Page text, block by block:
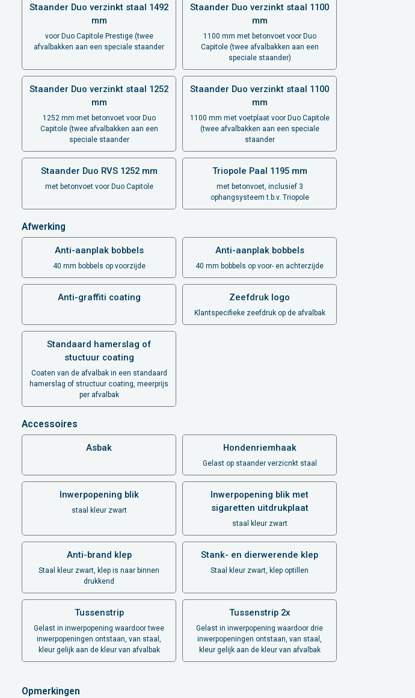
Staander Duo verzinkt staal 1492
mm
voor Duo Capitole Prestige (twee
afvalbakken aan een speciale staander
Staander Duo verzinkt staal 1100
mm
1100 mm met betonvoet voor Duo
Capitole (twee afvalbakken aan een
speciale staander)
Staander Duo verzinkt staal 1252
mm
1252 mm met betonvoet voor Duo
Capitole (twee afvalbakken aan een
speciale staander
Staander Duo verzinkt staal 1100
mm
1100 mm met voetplaat voor Duo Capitole
(twee afvalbakken aan een speciale
staander
Staander Duo RVS 1252 mm
met betonvoet voor Duo Capitole
Triopole Paal 1195 mm
met betonvoet, inclusief 3
ophangsysteem t.b.v. Triopole
Afwerking
Anti-aanplak bobbels
40 mm bobbels op voorzijde
Anti-aanplak bobbels
40 mm bobbels op voor- en achterzijde
Anti-graffiti coating Zeefdruk logo
Klantspecifieke zeefdruk op de afvalbak
Standaard hamerslag of
stuctuur coating
Coaten van de afvalbak in een standaard
hamerslag of structuur coating, meerprijs
per afvalbak
Accessoires
Asbak Hondenriemhaak
Gelast op staander verzicnkt staal
Inwerpopening blik
staal kleur zwart
Inwerpopening blik met
sigaretten uitdrukplaat
staal kleur zwart
Anti-brand klep
Staal kleur zwart, klep is naar binnen
drukkend
Stank- en dierwerende klep
Staal kleur zwart, klep optillen
Tussenstrip
Gelast in inwerpopening waardoor twee
inwerpopeningen ontstaan, van staal,
kleur gelijk aan de kleur van afvalbak
Tussenstrip 2x
Gelast in inwerpopening waardoor drie
inwerpopeningen ontstaan, van staal,
kleur gelijk aan de kleur van afvalbak
Opmerkingen